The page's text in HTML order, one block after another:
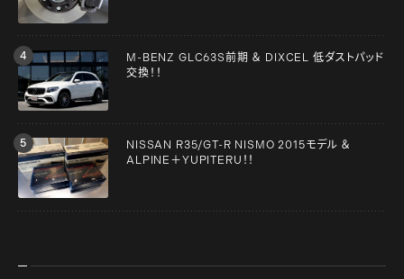
M-BENZ GLC63S前期 ＆ DIXCEL 低ダストパッド
交換！！
NISSAN R35/GT-R NISMO 2015モデル ＆
ALPINE＋YUPITERU！！